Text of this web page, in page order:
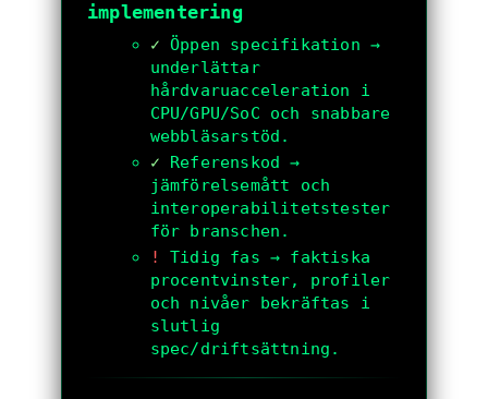
implementering
✓ Öppen specifikation →
underlättar
hårdvaruacceleration i
CPU/GPU/SoC och snabbare
webbläsarstöd.
✓ Referenskod →
jämförelsemått och
interoperabilitetstester
för branschen.
!
Tidig fas → faktiska
procentvinster, profiler
och nivåer bekräftas i
slutlig
spec/driftsättning.